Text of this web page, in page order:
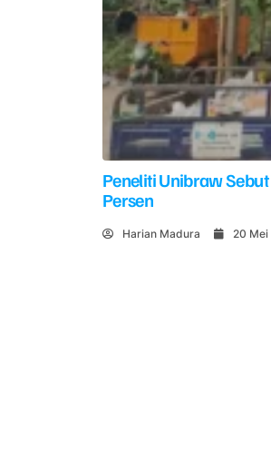
Peneliti Unibraw
Persen
Harian Madura 20 Mei